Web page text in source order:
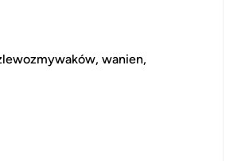
wanien,